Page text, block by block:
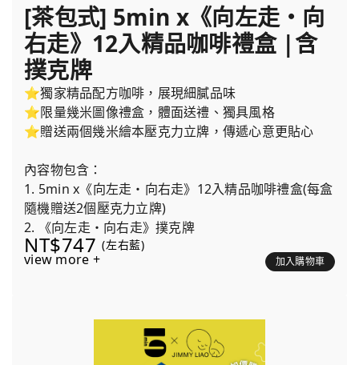
[茶包式] 5min x《向左走・向
右走》12入精品咖啡禮盒 |含
撲克牌
⭐獨家精品配方咖啡，展現細膩品味
⭐限量幾米圖像禮盒，體面送禮、獨具風格
⭐贈送兩個幾米繪本壓克力立牌，傳遞心意更貼心
內容物包含：
1. 5min x《向左走・向右走》12入精品咖啡禮盒(每盒
隨機贈送2個壓克力立牌)
2. 《向左走・向右走》撲克牌
NT$747 (左右藍)
view more + 加入購物車